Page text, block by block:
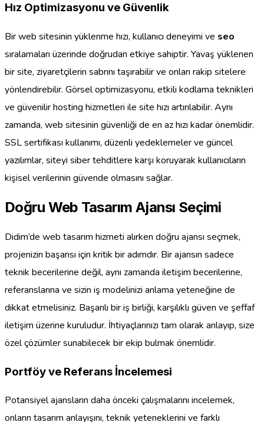
Hız Optimizasyonu ve Güvenlik
Bir web sitesinin yüklenme hızı, kullanıcı deneyimi ve seo
sıralamaları üzerinde doğrudan etkiye sahiptir. Yavaş yüklenen
bir site, ziyaretçilerin sabrını taşırabilir ve onları rakip sitelere
yönlendirebilir. Görsel optimizasyonu, etkili kodlama teknikleri
ve güvenilir hosting hizmetleri ile site hızı artırılabilir. Aynı
zamanda, web sitesinin güvenliği de en az hızı kadar önemlidir.
SSL sertifikası kullanımı, düzenli yedeklemeler ve güncel
yazılımlar, siteyi siber tehditlere karşı koruyarak kullanıcıların
kişisel verilerinin güvende olmasını sağlar.
Doğru Web Tasarım Ajansı Seçimi
Didim’de web tasarım hizmeti alırken doğru ajansı seçmek,
projenizin başarısı için kritik bir adımdır. Bir ajansın sadece
teknik becerilerine değil, aynı zamanda iletişim becerilerine,
referanslarına ve sizin iş modelinizi anlama yeteneğine de
dikkat etmelisiniz. Başarılı bir iş birliği, karşılıklı güven ve şeffaf
iletişim üzerine kuruludur. İhtiyaçlarınızı tam olarak anlayıp, size
özel çözümler sunabilecek bir ekip bulmak önemlidir.
Portföy ve Referans İncelemesi
Potansiyel ajansların daha önceki çalışmalarını incelemek,
onların tasarım anlayışını, teknik yeteneklerini ve farklı